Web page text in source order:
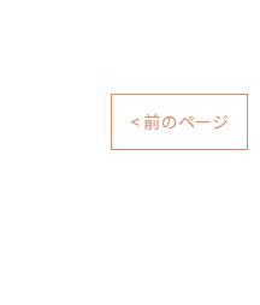
< 前のページ